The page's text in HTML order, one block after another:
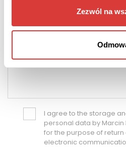
Zezwól na
I agree to the storage
personal data by
for the purpose of
electronic